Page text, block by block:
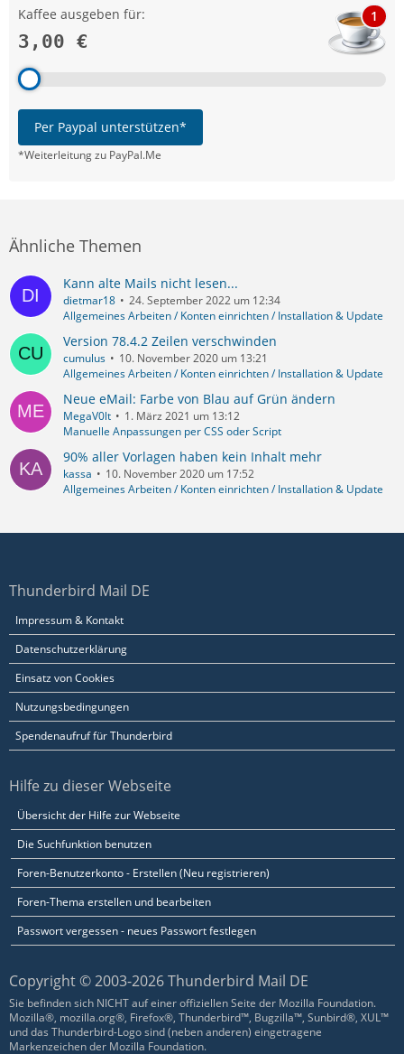
Kaffee ausgeben für:
3,00 €
1
Per Paypal unterstützen*
*Weiterleitung zu PayPal.Me
Ähnliche Themen
Kann alte Mails nicht lesen...
dietmar18
24. September 2022 um 12:34
Allgemeines Arbeiten / Konten einrichten / Installation & Update
Version 78.4.2 Zeilen verschwinden
cumulus
10. November 2020 um 13:21
Allgemeines Arbeiten / Konten einrichten / Installation & Update
Neue eMail: Farbe von Blau auf Grün ändern
MegaV0lt
1. März 2021 um 13:12
Manuelle Anpassungen per CSS oder Script
90% aller Vorlagen haben kein Inhalt mehr
kassa
10. November 2020 um 17:52
Allgemeines Arbeiten / Konten einrichten / Installation & Update
Thunderbird Mail DE
Impressum & Kontakt
Datenschutzerklärung
Einsatz von Cookies
Nutzungsbedingungen
Spendenaufruf für Thunderbird
Hilfe zu dieser Webseite
Übersicht der Hilfe zur Webseite
Die Suchfunktion benutzen
Foren-Benutzerkonto - Erstellen (Neu registrieren)
Foren-Thema erstellen und bearbeiten
Passwort vergessen - neues Passwort festlegen
Copyright © 2003-2026 Thunderbird Mail DE
Sie befinden sich NICHT auf einer offiziellen Seite der Mozilla Foundation.
Mozilla®, mozilla.org®, Firefox®, Thunderbird™, Bugzilla™, Sunbird®, XUL™
und das Thunderbird-Logo sind (neben anderen) eingetragene
Markenzeichen der Mozilla Foundation.